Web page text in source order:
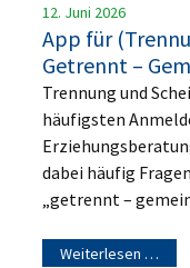
12. Juni 2026
App für
Getrennt –
Trennung und
häufigsten
dabei häufig
„getrennt –
Weiterlesen …